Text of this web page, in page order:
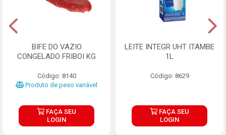
BIFE DO VAZIO
CONGELADO FRIBOI KG
Código: 8140
Produto de peso variável
FAÇA SEU
LOGIN
LEITE INTEGR UHT ITAMBE
1L
Código: 8629
FAÇA SEU
LOGIN